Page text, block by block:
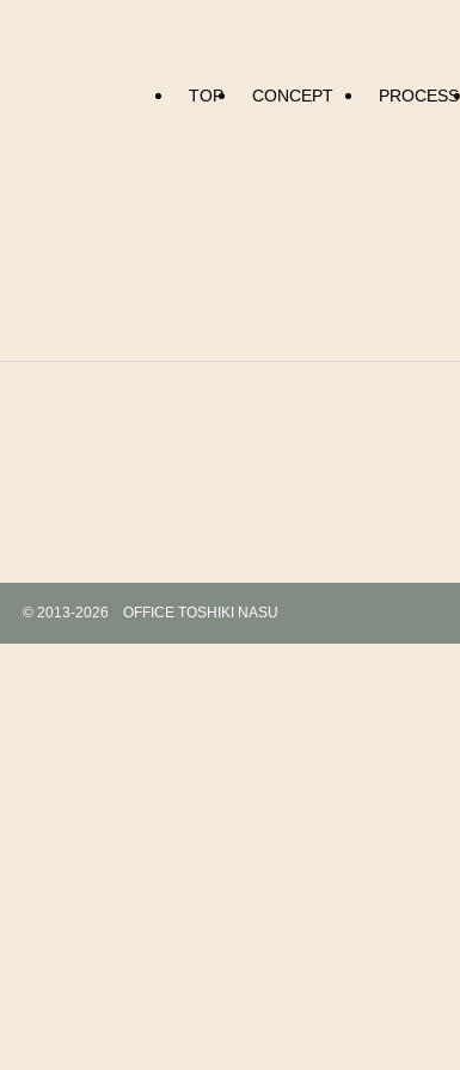
TOP CONCEPT PROCESS
© 2013-2026 OFFICE TOSHIKI NASU